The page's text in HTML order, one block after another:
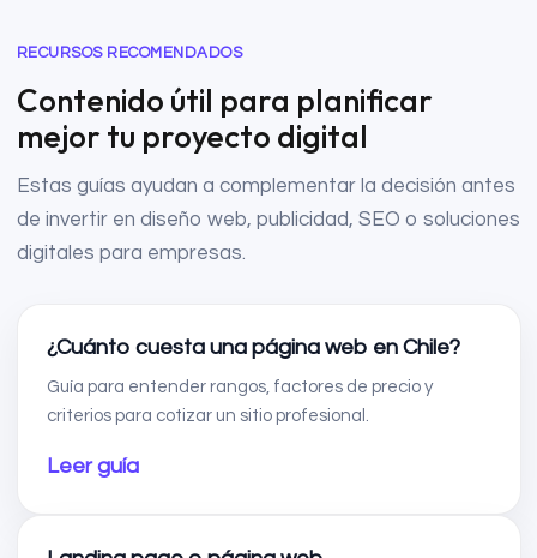
RECURSOS RECOMENDADOS
Contenido útil para planificar
mejor tu proyecto digital
Estas guías ayudan a complementar la decisión antes
de invertir en diseño web, publicidad, SEO o soluciones
digitales para empresas.
¿Cuánto cuesta una página web en Chile?
Guía para entender rangos, factores de precio y
criterios para cotizar un sitio profesional.
Leer guía